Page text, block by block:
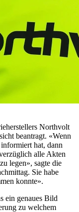
Northvolt
beantragt. «Wenn
hat, dann
alle Akten
legen», sagte die
Sie habe
konnte».
ein genaues Bild
zu welchem